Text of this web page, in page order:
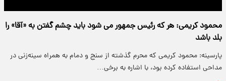
محمود کریمی: هر که رئیس جمهور می شود باید چشم گفتن به «آقا» را
بلد باشد
پارسینه: محمود کریمی که محرم گذشته از سنج و دمام به همراه سینه‌زنی در
مداحی استفاده کرده بود، با اشاره به برخی…